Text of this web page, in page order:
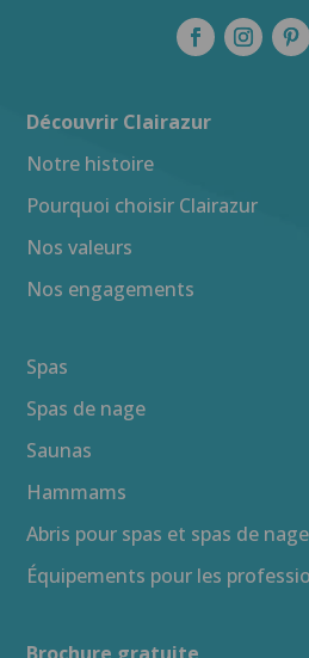
Découvrir Clairazur
Notre histoire
Pourquoi choisir Clairazur
Nos valeurs
Nos engagements
Spas
Spas de nage
Saunas
Hammams
Abris pour spas et spas de nage
Équipements pour les